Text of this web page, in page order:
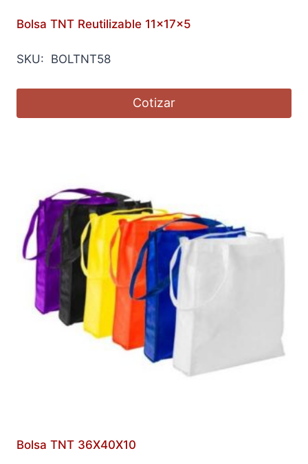
Bolsa TNT Reutilizable 11x17x5
SKU: BOLTNT58
Cotizar
Bolsa TNT 36X40X10